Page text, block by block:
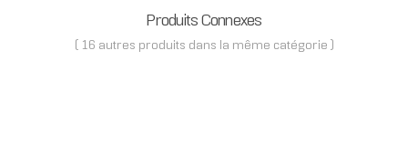
Produits Connexes
( 16 autres produits dans la même catégorie )